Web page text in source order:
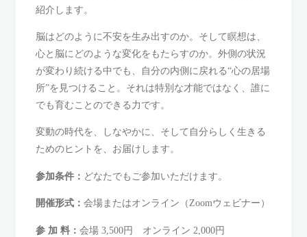
紹介します。
脳はどのように不安を生み出すのか。そして瞑想は、
心と脳にどのような変化をもたらすのか。外側の状況
が変わり続ける中でも、自分の内側に戻れる“心の居場
所”を見つけること。それは特別な才能ではなく、誰に
でも育むことのできる力です。
変動の時代を、しなやかに、そして自分らしく生きる
ためのヒントを、お届けします。
参加条件： どなたでもご参加いただけます。
開催形式： 会場またはオンライン（Zoomウェビナー）
参 加 料： 会場 3,500円 オンライン 2,000円